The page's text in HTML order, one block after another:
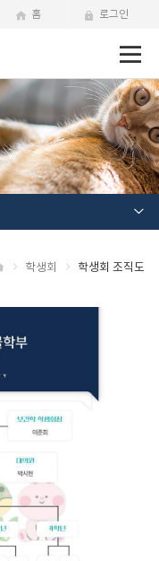
메
뉴
홈 로그인
학생회 학생회 조직도